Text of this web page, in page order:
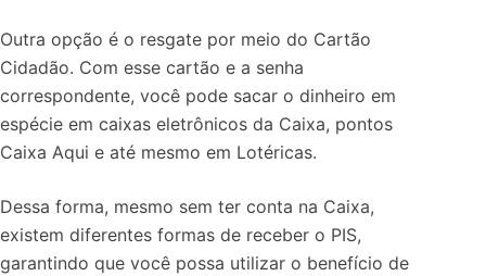
Outra opção é o resgate por meio do Cartão
Cidadão. Com esse cartão e a senha
correspondente, você pode sacar o dinheiro em
espécie em caixas eletrônicos da Caixa, pontos
Caixa Aqui e até mesmo em Lotéricas.
Dessa forma, mesmo sem ter conta na Caixa,
existem diferentes formas de receber o PIS,
garantindo que você possa utilizar o benefício de